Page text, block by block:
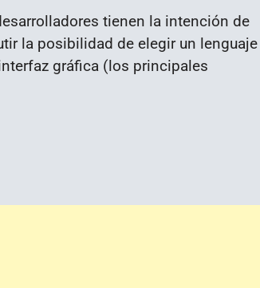
tienen la intención de
la posibilidad de elegir un lenguaje
gráfica (los principales